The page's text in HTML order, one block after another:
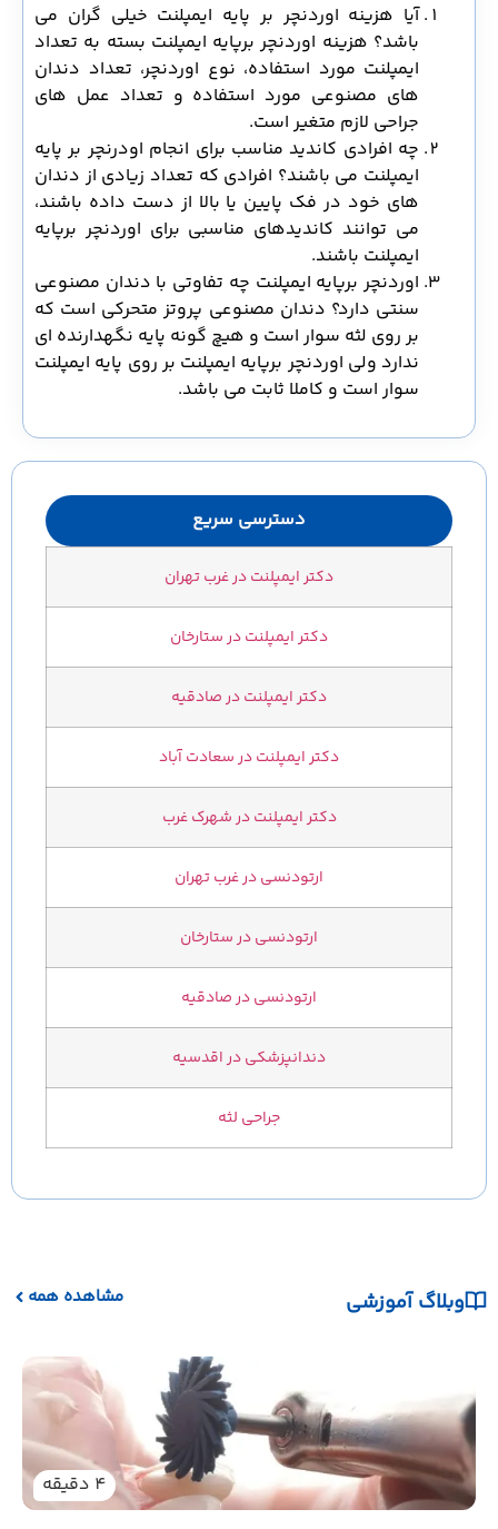
آیا هزینه اوردنچر بر پایه ایمپلنت خیلی گران می
باشد؟ هزینه اوردنچر برپایه ایمپلنت بسته به تعداد
ایمپلنت مورد استفاده، نوع اوردنچر، تعداد دندان
های مصنوعی مورد استفاده و تعداد عمل های
جراحی لازم متغیر است.
چه افرادی کاندید مناسب برای انجام اودرنچر بر پایه
ایمپلنت می باشند؟ افرادی که تعداد زیادی از دندان
های خود در فک پایین یا بالا از دست داده باشند،
می توانند کاندیدهای مناسبی برای اوردنچر برپایه
ایمپلنت باشند.
اوردنچر برپایه ایمپلنت چه تفاوتی با دندان مصنوعی
سنتی دارد؟ دندان مصنوعی پروتز متحرکی است که
بر روی لثه سوار است و هیچ گونه پایه نگهدارنده ای
ندارد ولی اوردنچر برپایه ایمپلنت بر روی پایه ایمپلنت
سوار است و کاملا ثابت می باشد.
دسترسی سریع
دکتر ایمپلنت در غرب تهران
دکتر ایمپلنت در ستارخان
دکتر ایمپلنت در صادقیه
دکتر ایمپلنت در سعادت آباد
دکتر ایمپلنت در شهرک غرب
ارتودنسی در غرب تهران
ارتودنسی در ستارخان
ارتودنسی در صادقیه
دندانپزشکی در اقدسیه
جراحی لثه
وبلاگ آموزشی مشاهده همه
4دقیقه
یکی